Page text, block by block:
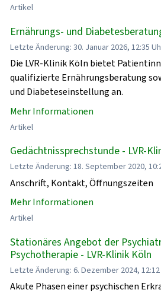
Artikel
Ernährungs- und
Letzte Änderung: 30. Januar 2026, 12:35
Die LVR-Klinik Köln bietet
qualifizierte Ernährungsberatung
und Diabeteseinstellung an.
Mehr Informationen
Artikel
Gedächtnissprechstunde - LVR-
Letzte Änderung: 18. September 2020,
Anschrift, Kontakt, Öffnungszeiten
Mehr Informationen
Artikel
Stationäres Angebot der
Psychotherapie - LVR-Klinik Köln
Letzte Änderung: 6. Dezember 2024,
Akute Phasen einer psychischen